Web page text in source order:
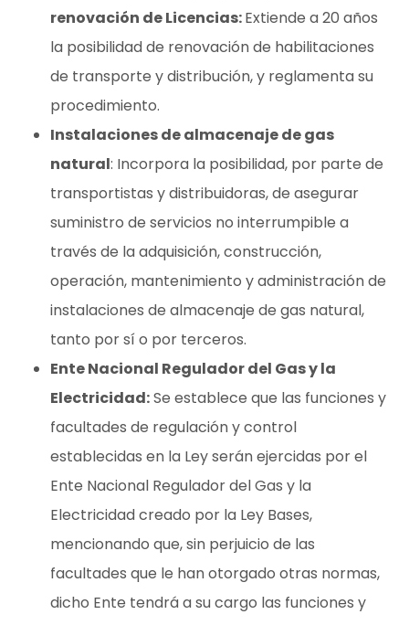
renovación de Licencias:Extiende a 20 años
la posibilidad de renovación de habilitaciones
de transporte y distribución, y reglamenta su
procedimiento.
Instalaciones de almacenaje de gas
natural: Incorpora la posibilidad, por parte de
transportistas y distribuidoras, de asegurar
suministro de servicios no interrumpible a
través de la adquisición, construcción,
operación, mantenimiento y administración de
instalaciones de almacenaje de gas natural,
tanto por sí o por terceros.
Ente Nacional Regulador del Gas y la
Electricidad:Se establece que las funciones y
facultades de regulación y control
establecidas en la Ley serán ejercidas por el
Ente Nacional Regulador del Gas y la
Electricidad creado por la Ley Bases,
mencionando que, sin perjuicio de las
facultades que le han otorgado otras normas,
dicho Ente tendrá a su cargo las funciones y